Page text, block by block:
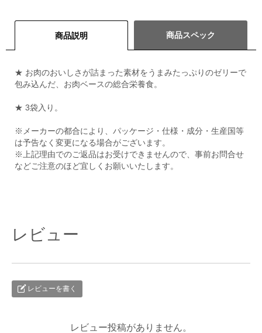
商品説明 商品スペック
★ お肉のおいしさが詰まった素材をうまみたっぷりのゼリーで
包み込んだ、お肉ベースの総合栄養食。
★ 3袋入り。
※メーカーの都合により、パッケージ・仕様・成分・生産国等
は予告なく変更になる場合がございます。
※上記理由でのご返品はお受けできませんので、事前お問合せ
などご注意のほど宜しくお願いいたします。
レビュー
レビューを書く
レビュー投稿がありません。